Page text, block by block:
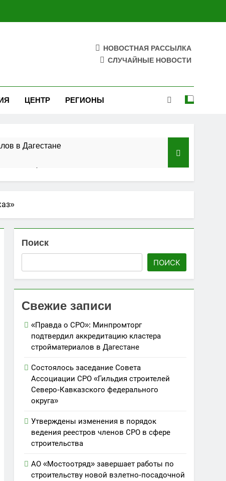
НОВОСТНАЯ РАССЫЛКА
СЛУЧАЙНЫЕ НОВОСТИ
ЦЕНТР РЕГИОНЫ
в Дагестане
федерального округа»
полосы
строительных объектов
Поиск
ПОИСК
Свежие записи
«Правда о СРО»: Минпромторг
подтвердил аккредитацию кластера
стройматериалов в Дагестане
Состоялось заседание Совета
Ассоциации СРО «Гильдия строителей
Северо-Кавказского федерального
округа»
Утверждены изменения в порядок
ведения реестров членов СРО в сфере
строительства
АО «Мостоотряд» завершает работы по
строительству новой взлетно-посадочной